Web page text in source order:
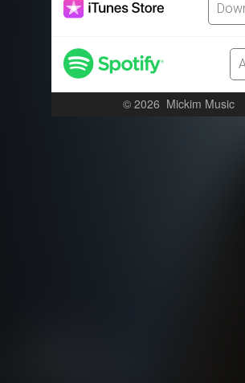
© 2026 Mickim Music